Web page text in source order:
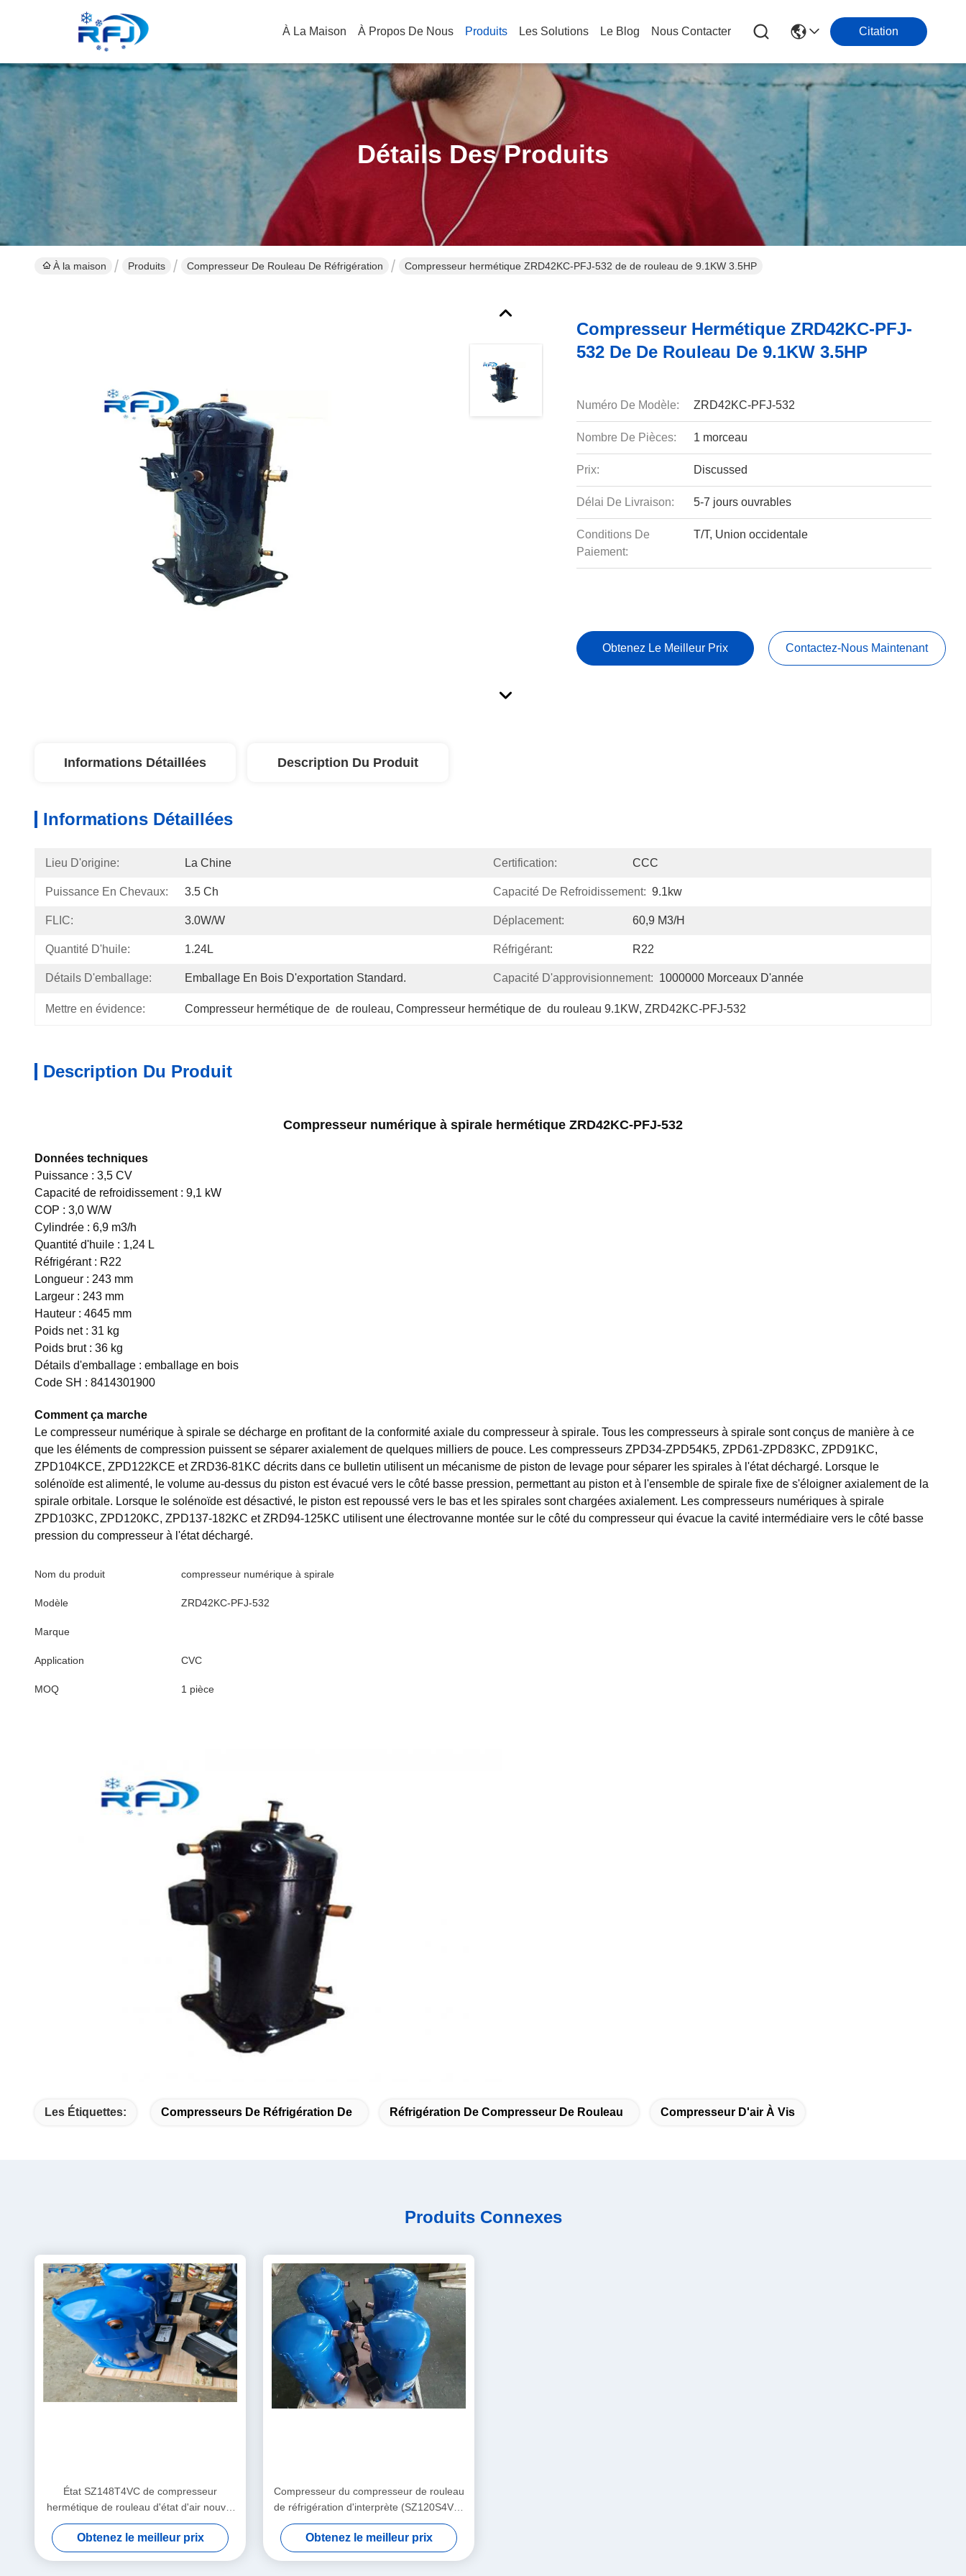
À La Maison À Propos De Nous Produits Les Solutions Le Blog Nous Contacter Citation
Détails Des Produits
À la maison Produits Compresseur De Rouleau De Réfrigération Compresseur hermétique ZRD42KC-PFJ-532 de de rouleau de 9.1KW 3.5HP
Compresseur Hermétique ZRD42KC-PFJ-
532 De De Rouleau De 9.1KW 3.5HP
Numéro De Modèle: ZRD42KC-PFJ-532
Nombre De Pièces: 1 morceau
Prix: Discussed
Délai De Livraison: 5-7 jours ouvrables
Conditions De
Paiement:
T/T, Union occidentale
Obtenez Le Meilleur Prix Contactez-Nous Maintenant
Informations Détaillées Description Du Produit
Informations Détaillées
Lieu D'origine: La Chine Certification: CCC
Puissance En Chevaux: 3.5 Ch Capacité De Refroidissement: 9.1kw
FLIC: 3.0W/W Déplacement: 60,9 M3/h
Quantité D'huile: 1.24L Réfrigérant: R22
Détails D'emballage: Emballage En Bois D'exportation Standard. Capacité D'approvisionnement: 1000000 Morceaux D'année
Mettre en évidence: Compresseur hermétique de  de rouleau, Compresseur hermétique de  du rouleau 9.1KW, ZRD42KC-PFJ-532
Description Du Produit
Compresseur numérique à spirale hermétique ZRD42KC-PFJ-532
Données techniques
Puissance : 3,5 CV
Capacité de refroidissement : 9,1 kW
COP : 3,0 W/W
Cylindrée : 6,9 m3/h
Quantité d'huile : 1,24 L
Réfrigérant : R22
Longueur : 243 mm
Largeur : 243 mm
Hauteur : 4645 mm
Poids net : 31 kg
Poids brut : 36 kg
Détails d'emballage : emballage en bois
Code SH : 8414301900
Comment ça marche
Le compresseur numérique à spirale se décharge en profitant de la conformité axiale du compresseur à spirale. Tous les compresseurs à spirale sont conçus de manière à ce
que les éléments de compression puissent se séparer axialement de quelques milliers de pouce. Les compresseurs ZPD34-ZPD54K5, ZPD61-ZPD83KC, ZPD91KC,
ZPD104KCE, ZPD122KCE et ZRD36-81KC décrits dans ce bulletin utilisent un mécanisme de piston de levage pour séparer les spirales à l'état déchargé. Lorsque le
solénoïde est alimenté, le volume au-dessus du piston est évacué vers le côté basse pression, permettant au piston et à l'ensemble de spirale fixe de s'éloigner axialement de la
spirale orbitale. Lorsque le solénoïde est désactivé, le piston est repoussé vers le bas et les spirales sont chargées axialement. Les compresseurs numériques à spirale
ZPD103KC, ZPD120KC, ZPD137-182KC et ZRD94-125KC utilisent une électrovanne montée sur le côté du compresseur qui évacue la cavité intermédiaire vers le côté basse
pression du compresseur à l'état déchargé.
Nom du produit compresseur numérique à spirale
Modèle ZRD42KC-PFJ-532
Marque
Application CVC
MOQ 1 pièce
Les Étiquettes: Compresseurs De Réfrigération De Réfrigération De Compresseur De Rouleau Compresseur D'air À Vis
Produits Connexes
État SZ148T4VC de compresseur
hermétique de rouleau d'état d'air nouvel
pour des pièces de la CAHT
Obtenez le meilleur prix
Compresseur du compresseur de rouleau
de réfrigération d'interprète (SZ120S4VC)
R407 10HP
Obtenez le meilleur prix